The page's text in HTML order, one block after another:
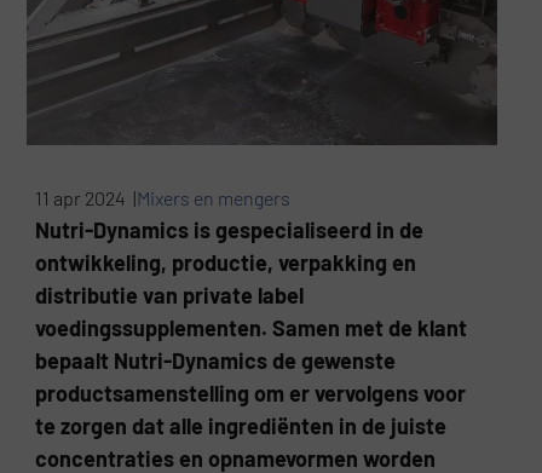
11 apr 2024 |Mixers en mengers
Nutri-Dynamics is gespecialiseerd in de
ontwikkeling, productie, verpakking en
distributie van private label
voedingssupplementen. Samen met de klant
bepaalt Nutri-Dynamics de gewenste
productsamenstelling om er vervolgens voor
te zorgen dat alle ingrediënten in de juiste
concentraties en opnamevormen worden